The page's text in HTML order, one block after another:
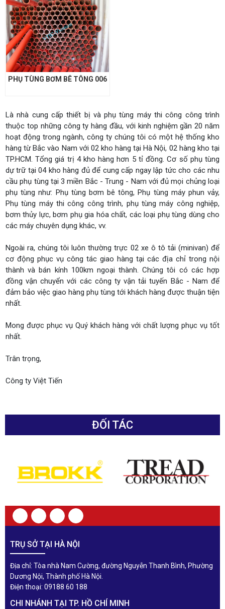
PHỤ TÙNG BƠM BÊ TÔNG 006
Là nhà cung cấp thiết bị và phụ tùng máy thi công công trình
thuộc top những công ty hàng đầu, với kinh nghiệm gần 20 năm
hoạt động trong ngành, công ty chúng tôi có một hệ thống kho
hàng từ Bắc vào Nam với 02 kho hàng tại Hà Nội, 02 hàng kho tại
TP.HCM. Tổng giá trị 4 kho hàng hơn 5 tỉ đồng. Cơ số phụ tùng
dự trữ tại 04 kho hàng đủ để cung cấp ngay lập tức cho các nhu
cầu phụ tùng tại 3 miền Bắc - Trung - Nam với đủ mọi chủng loại
phụ tùng như: Phụ tùng bơm bê tông, Phụ tùng máy phun vảy,
Phụ tùng máy thi công công trình, phụ tùng máy công nghiệp,
bơm thủy lực, bơm phụ gia hóa chất, các loại phụ tùng dùng cho
các máy chuyên dụng khác, vv.
Ngoài ra, chúng tôi luôn thường trực 02 xe ô tô tải (minivan) để
cơ động phục vụ công tác giao hàng tại các địa chỉ trong nội
thành và bán kính 100km ngoại thành. Chúng tôi có các hợp
đồng vận chuyển với các công ty vận tải tuyến Bắc - Nam để
đảm bảo việc giao hàng phụ tùng tới khách hàng được thuận tiện
nhất.
Mong được phục vụ Quý khách hàng với chất lượng phục vụ tốt
nhất.
Trân trọng,
Công ty Việt Tiến
ĐỐI TÁC
TRỤ SỞ TẠI HÀ NỘI
Địa chỉ: Tòa nhà Nam Cường, đường Nguyễn Thanh Bình, Phường
Dương Nội, Thành phố Hà Nội.
Điện thoại: 09188 60 188
CHI NHÁNH TẠI TP. HỒ CHÍ MINH